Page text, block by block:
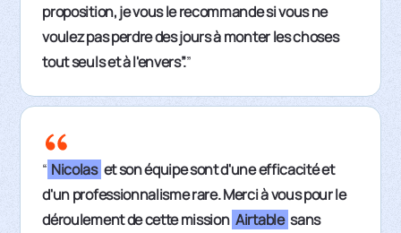
proposition, je vous le recommande si vous ne
voulez pas perdre des jours à monter les choses
tout seuls et à l'envers”.”
“ Nicolas et son équipe sont d'une efficacité et
d'un professionnalisme rare. Merci à vous pour le
déroulement de cette mission Airtable sans